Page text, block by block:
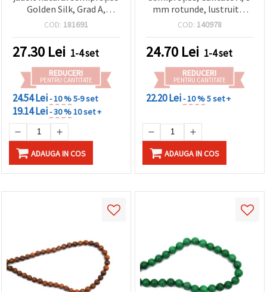
Golden Silk, Grad A,
rotunde 4 mm, ~87 buc.
COD: 181691
27.30 Lei 1-4 set
REDUCERI
PENTRU CANTITATE
24.54 Lei- 10 %5-9 set
19.14 Lei- 30 %10 set +
ADAUGA IN COS
mm rotunde, lustruite,
multicolor asortate în
(verde/bej), ~48 buc. pe
șirag pentru bijuterii
handmade
COD: 140978
24.70 Lei 1-4 set
REDUCERI
PENTRU CANTITATE
22.20 Lei- 10 %5 set +
ADAUGA IN COS